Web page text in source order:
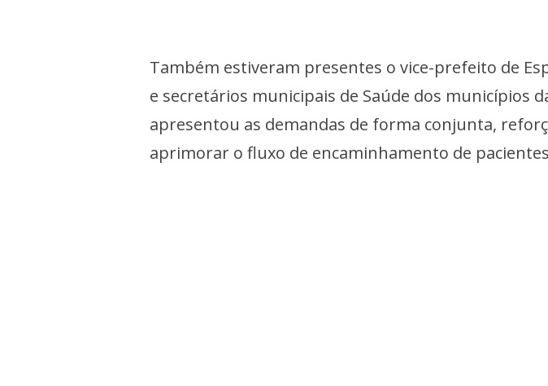
Também estiveram presentes o vice-prefeito de
e secretários municipais de Saúde dos municípios
apresentou as demandas de forma conjunta,
aprimorar o fluxo de encaminhamento de